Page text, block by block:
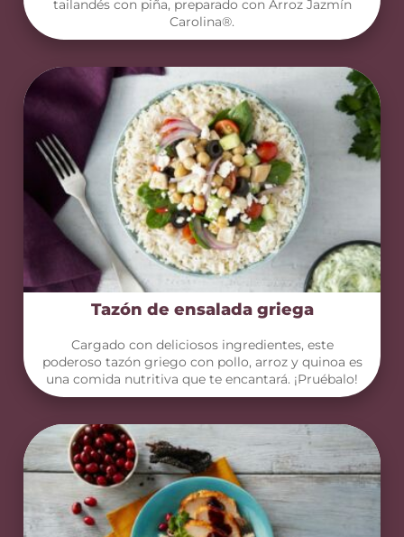
tailandés con piña, preparado con Arroz Jazmín
Carolina®.
Tazón de ensalada griega
Cargado con deliciosos ingredientes, este
poderoso tazón griego con pollo, arroz y quinoa es
una comida nutritiva que te encantará. ¡Pruébalo!